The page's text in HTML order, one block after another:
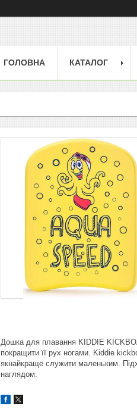
ГОЛОВНА КАТАЛОГ
Дошка для плавання ​​KIDDIE
покращити її рух ногами. Kiddie
якнайкраще служити маленьким.
наглядом.